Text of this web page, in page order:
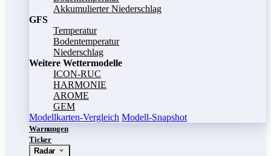
Akkumulierter Niederschlag
GFS
Temperatur
Bodentemperatur
Niederschlag
Weitere Wettermodelle
ICON-RUC
HARMONIE
AROME
GEM
Modellkarten-Vergleich Modell-Snapshot
Warnungen
Ticker
Radar